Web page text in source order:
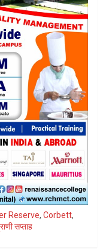
Reserve, Corbett,
सप्ताह